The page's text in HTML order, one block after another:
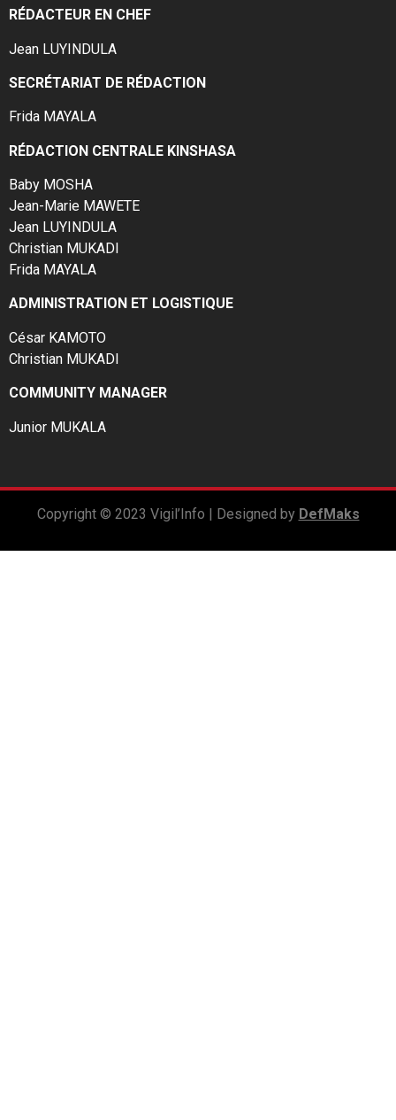
RÉDACTEUR EN CHEF
Jean LUYINDULA
SECRÉTARIAT DE RÉDACTION
Frida MAYALA
RÉDACTION CENTRALE KINSHASA
Baby MOSHA
Jean-Marie MAWETE
Jean LUYINDULA
Christian MUKADI
Frida MAYALA
ADMINISTRATION ET LOGISTIQUE
César KAMOTO
Christian MUKADI
COMMUNITY MANAGER
Junior MUKALA
Copyright © 2023 Vigil’Info | Designed by DefMaks